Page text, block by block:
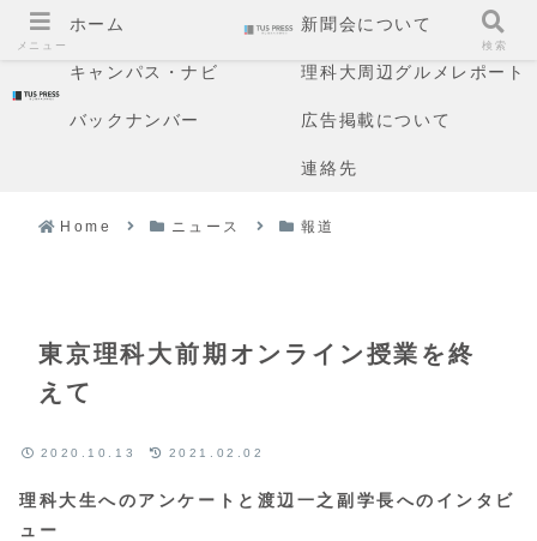
ホーム 新聞会について
キャンパス・ナビ 理科大周辺グルメレポート
バックナンバー 広告掲載について
連絡先
Home ニュース 報道
東京理科大前期オンライン授業を終
えて
2020.10.13 2021.02.02
理科大生へのアンケートと渡辺一之副学長へのインタビ
ュー
メニュー 検索